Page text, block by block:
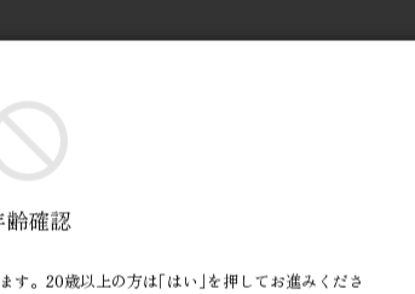
た際、ご寄附をいただいた領収書
でにはお時間がかかります。 ご了
齢確認
す。20歳以上の方は｢はい｣を押してお進みくださ